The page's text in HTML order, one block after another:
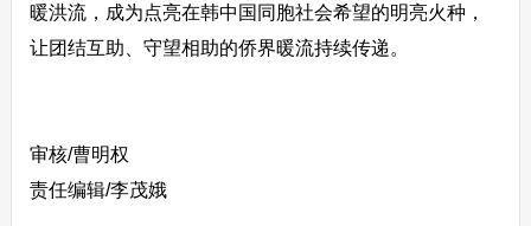
暖洪流，成为点亮在韩中国同胞社会希望的明亮火种，
让团结互助、守望相助的侨界暖流持续传递。
审核/曹明权
责任编辑/李茂娥